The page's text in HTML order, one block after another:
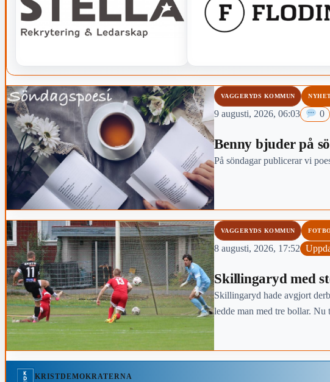
VAGGERYDS KOMMUN
9 augusti, 2026, 06:03 0
Benny bjuder på
På söndagar publicerar vi
VAGGERYDS KOMMUN
8 augusti, 2026, 17:52
Skillingaryd med
Skillingaryd hade avgjort
ledde man med tre bollar. Nu
KRISTDEMOKRATERNA